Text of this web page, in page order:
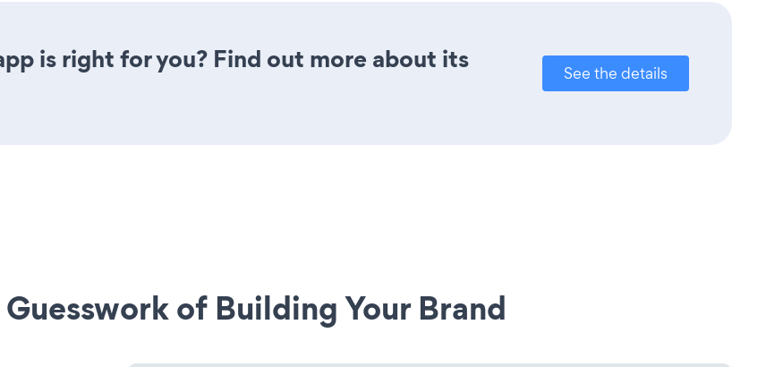
is right for you? Find out more about its
See the details
of Building Your Brand